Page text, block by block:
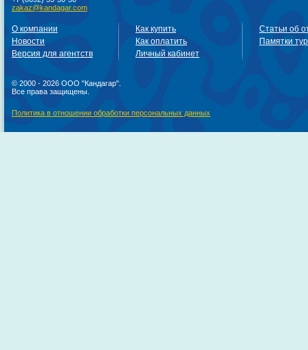
zakaz@kandagar.com
О компании
Новости
Версия для агентств
Как купить
Как оплатить
Личный кабинет
Статьи об
Памятки
© 2000 - 2026 ООО "Кандагар".
Все права защищены.
Политика в отношении обработки персональных данных